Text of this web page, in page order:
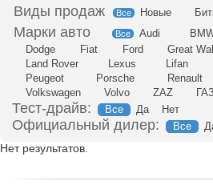
Все Новые
Все Audi
Dodge
Fiat Ford
Great
Land Rover
Lexus
Lifan
Peugeot
Porsche
Renault
Volkswagen
Volvo ZAZ
Тест-драйв: Все Да Нет
Официальный дилер: Все
Нет результатов.